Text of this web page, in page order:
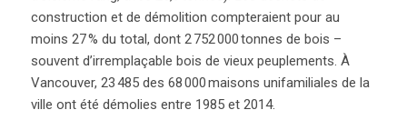
construction et de démolition compteraient pour au
moins 27 % du total, dont 2 752 000 tonnes de bois –
souvent d’irremplaçable bois de vieux peuplements. À
Vancouver, 23 485 des 68 000 maisons unifamiliales de la
ville ont été démolies entre 1985 et 2014.